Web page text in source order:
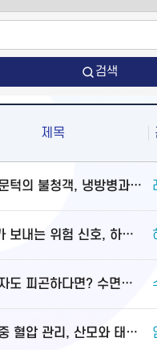
검색
제목
여름 문턱의 불청객, 냉방병과 기립저혈압 관리법
다리가 보내는 위험 신호, 하지정맥류
자도 자도 피곤하다면? 수면무호흡증 진단·관리법
임신 중 혈압 관리, 산모와 태아를 지키는 첫걸음